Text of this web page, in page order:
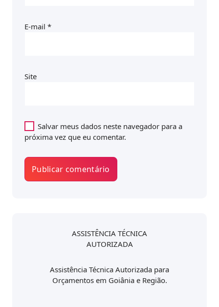
E-mail *
Site
Salvar meus dados neste navegador para a
próxima vez que eu comentar.
ASSISTÊNCIA TÉCNICA
AUTORIZADA
Assistência Técnica Autorizada para
Orçamentos em Goiânia e Região.